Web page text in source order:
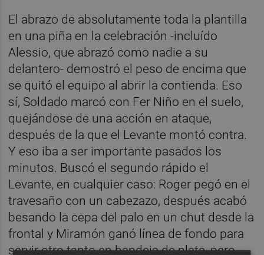
El abrazo de absolutamente toda la plantilla
en una piña en la celebración -incluído
Alessio, que abrazó como nadie a su
delantero- demostró el peso de encima que
se quitó el equipo al abrir la contienda. Eso
sí, Soldado marcó con Fer Niño en el suelo,
quejándose de una acción en ataque,
después de la que el Levante montó contra.
Y eso iba a ser importante pasados los
minutos. Buscó el segundo rápido el
Levante, en cualquier caso: Roger pegó en el
travesaño con un cabezazo, después acabó
besando la cepa del palo en un chut desde la
frontal y Miramón ganó línea de fondo para
servir otro tanto en bandeja de plata, pero